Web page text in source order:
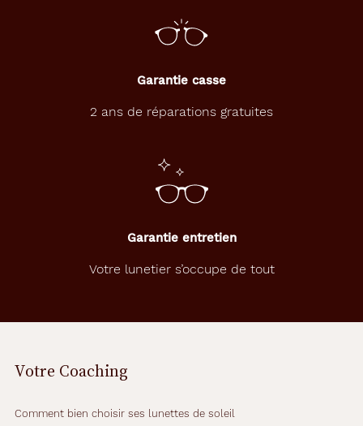
Garantie casse
2 ans de réparations gratuites
Garantie entretien
Votre lunetier s’occupe de tout
Votre Coaching
Comment bien choisir ses lunettes de soleil